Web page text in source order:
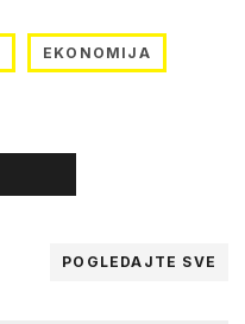
EKONOMIJA
POGLEDAJTE SVE